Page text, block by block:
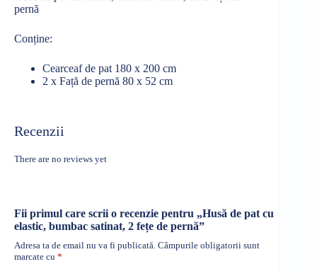
pernă
Conține:
Cearceaf de pat 180 x 200 cm
2 x Față de pernă 80 x 52 cm
Recenzii
There are no reviews yet
Fii primul care scrii o recenzie pentru „Husă de pat cu
elastic, bumbac satinat, 2 fețe de pernă”
Adresa ta de email nu va fi publicată. Câmpurile obligatorii sunt
marcate cu *